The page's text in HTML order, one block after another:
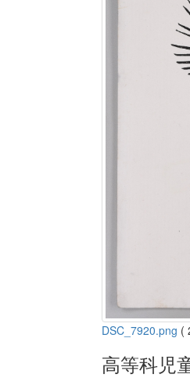
DSC_7920.png (
高等科児